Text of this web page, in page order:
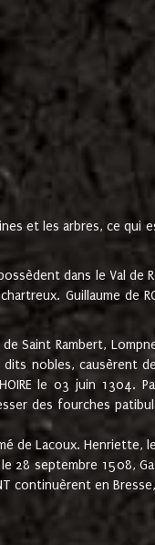
et les arbres, ce qui
possèdent dans le Val
Guillaume de
Saint Rambert,
dits nobles, causèrent
le 03 juin 1304.
des fourches
de Lacoux.
28 septembre 1508,
continuèrent en